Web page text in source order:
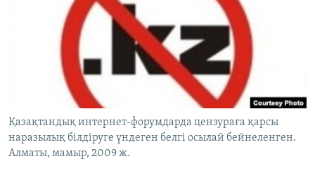
ЖАЗЫЛЫҢЫЗ
Басқа тілдерде
Қазақтандық интернет-форумдарда цензураға қарсы
наразылық білдіруге үндеген белгі осылай бейнеленген.
Алматы, мамыр, 2009 ж.